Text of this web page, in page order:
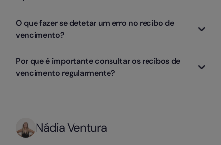
por lei e deve ser feita sem demoras injustificadas.
qualquer desconto. O salário líquido é o montante
efetivamente recebido na conta bancária, após
Social e de eventuais outros descontos.
O que fazer se detetar um erro no recibo de
vencimento?
Humanos ou o superior hierárquico para
esclarecimento e correção. Em caso de dúvidas
Por que é importante consultar os recibos de
vencimento regularmente?
de comprovativos de rendimento sempre que
necessário, por exemplo para crédito ou
Nádia Ventura